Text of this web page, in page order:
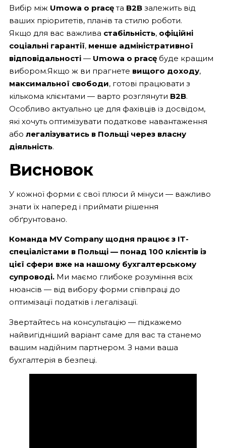
Вибір між Umowa o pracęта B2Bзалежить від
ваших пріоритетів, планів та стилю роботи.
Якщо для вас важлива стабільність, офіційні
соціальні гарантії, менше адміністративної
відповідальності— Umowa o pracęбуде кращим
вибором.Якщо ж ви прагнете вищого доходу,
максимальної свободи, готові працювати з
кількома клієнтами — варто розглянути B2B.
Особливо актуально це для фахівців із досвідом,
які хочуть оптимізувати податкове навантаження
або легалізуватись в Польщі через власну
діяльність.
Висновок
У кожної форми є свої плюси й мінуси — важливо
знати їх наперед і приймати рішення
обґрунтовано.
Команда MV Company щодня працює з ІТ-
спеціалістами в Польщі — понад 100 клієнтів із
цієї сфери вже на нашому бухгалтерському
супроводі.Ми маємо глибоке розуміння всіх
нюансів — від вибору форми співпраці до
оптимізації податків і легалізації.
Звертайтесь на консультацію — підкажемо
найвигідніший варіант саме для вас та станемо
вашим надійним партнером. З нами ваша
бухгалтерія в безпеці.